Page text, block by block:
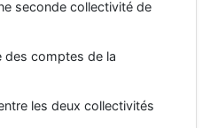
seconde collectivité de
des comptes de la
les deux collectivités